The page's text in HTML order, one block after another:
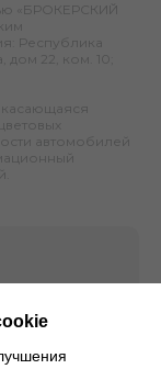
«БРОКЕРСКИЙ
Республика
22, ком. 10;
автомобилей